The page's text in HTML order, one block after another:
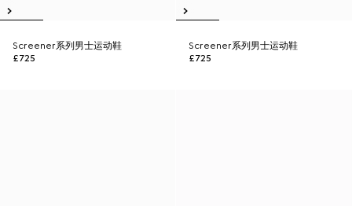
Screener系列男士运动鞋
£725
Screener系列男士运动鞋
£725